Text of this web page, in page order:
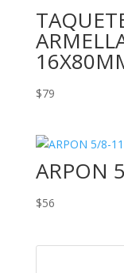
$79
ARPON
$56